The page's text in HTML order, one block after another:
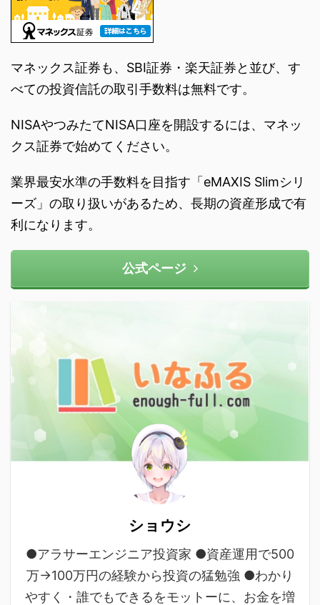
マネックス証券も、SBI証券・楽天証券と並び、す
べての投資信託の取引手数料は無料です。
NISAやつみたてNISA口座を開設するには、マネッ
クス証券で始めてください。
業界最安水準の手数料を目指す「eMAXIS Slimシリ
ーズ」の取り扱いがあるため、長期の資産形成で有
利になります。
公式ページ
ショウシ
●アラサーエンジニア投資家 ●資産運用で500
万→100万円の経験から投資の猛勉強 ●わかり
やすく・誰でもできるをモットーに、お金を増